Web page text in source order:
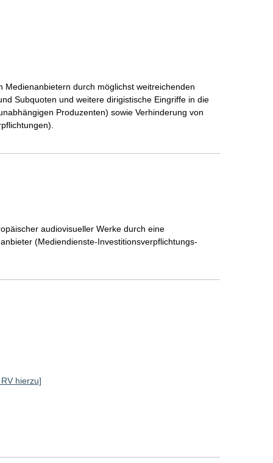
durch möglichst weitreichenden
Subquoten und weitere dirigistische Eingriffe in die
Produzenten) sowie Verhinderung von
audiovisueller Werke durch eine
(Mediendienste-Investitionsverpflichtungs-
hierzu]